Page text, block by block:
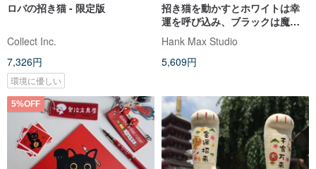
ロバの招き猫 - 限定版
Collect Inc.
7,326円
環境に優しい
招き猫を動かすとホワイトは幸
運を呼び込み、ブラックは魔除
けになります
Hank Max Studio
5,609円
5%OFF